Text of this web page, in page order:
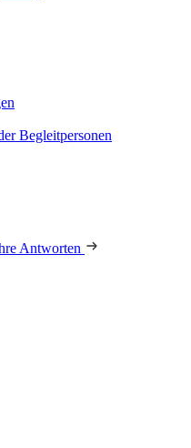
Begleitpersonen
Antworten